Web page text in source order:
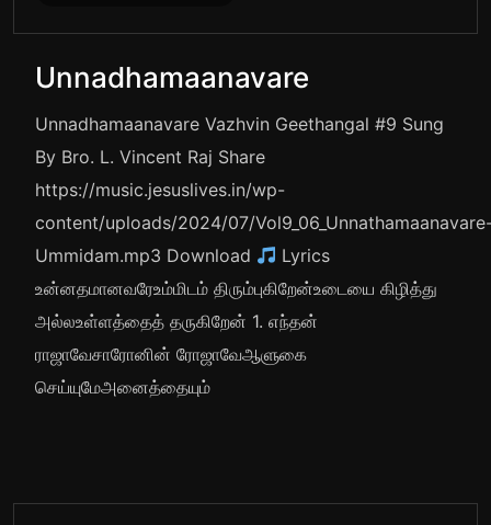
Unnadhamaanavare
Unnadhamaanavare Vazhvin Geethangal #9 Sung
By Bro. L. Vincent Raj Share
https://music.jesuslives.in/wp-
content/uploads/2024/07/
Ummidam.mp3 Download
Lyrics
உன்னதமானவரேஉம்மிடம் திரும்புகிறேன்உடையை கிழித்து
அல்லஉள்ளத்தைத் தருகிறேன் 1. எந்தன்
ராஜாவேசாரோனின் ரோஜாவேஆளுகை
செய்யுமேஅனைத்தையும்